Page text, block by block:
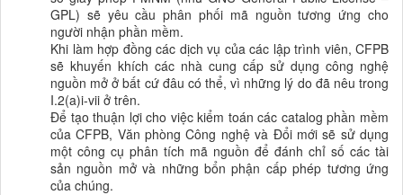
GPL) sẽ yêu cầu phân phối mã nguồn tương ứng cho
người nhận phần mềm.
Khi làm hợp đồng các dịch vụ của các lập trình viên, CFPB
sẽ khuyến khích các nhà cung cấp sử dụng công nghệ
nguồn mở ở bất cứ đâu có thể, vì những lý do đã nêu trong
I.2(a)i-vii ở trên.
Để tạo thuận lợi cho việc kiểm toán các catalog phần mềm
của CFPB, Văn phòng Công nghệ và Đổi mới sẽ sử dụng
một công cụ phân tích mã nguồn để đánh chỉ số các tài
sản nguồn mở và những bổn phận cấp phép tương ứng
của chúng.